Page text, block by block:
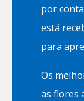
por
está
para
Os
as flores